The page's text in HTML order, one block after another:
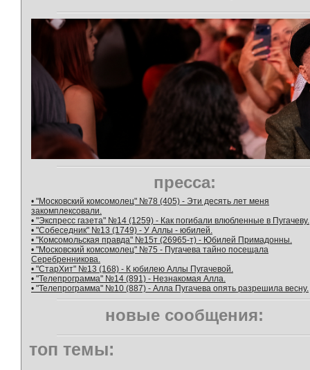
пресса:
• "Московский комсомолец" №78 (405) - Эти десять лет меня
закомплексовали.
• "Экспресс газета" №14 (1259) - Как погибали влюбленные в Пугачеву.
• "Собеседник" №13 (1749) - У Аллы - юбилей.
• "Комсомольская правда" №15т (26965-т) - Юбилей Примадонны.
• "Московский комсомолец" №75 - Пугачева тайно посещала
Серебренникова.
• "СтарХит" №13 (168) - К юбилею Аллы Пугачевой.
• "Телепрограмма" №14 (891) - Незнакомая Алла.
• "Телепрограмма" №10 (887) - Алла Пугачева опять разрешила весну.
новые сообщения:
топ темы: